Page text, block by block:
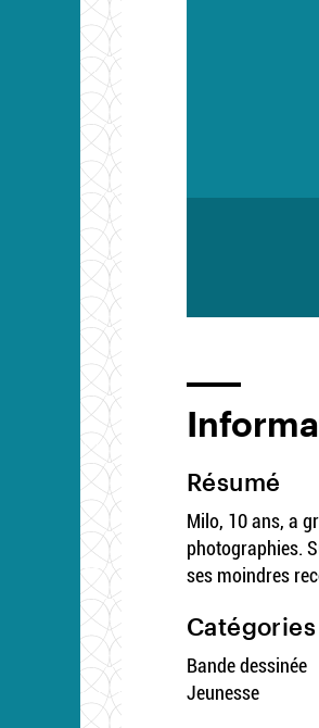
Résumé
Milo, 10 ans, a
photographies.
ses moindres
Catégories
Bande dessinée
Jeunesse